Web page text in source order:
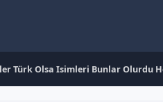
Türk Olsa Isimleri Bunlar Olurdu